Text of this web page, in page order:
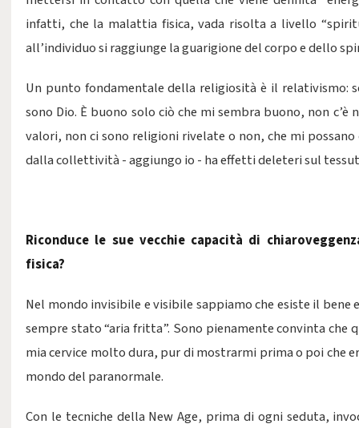
infatti, che la malattia fisica, vada risolta a livello
all’individuo si raggiunge la guarigione del corpo e dello
Un punto fondamentale della religiosità è il
sono Dio. È buono solo ciò che mi sembra buono, non
valori, non ci sono religioni rivelate o non, che mi
dalla collettività - aggiungo io - ha effetti deleteri sul
Riconduce le sue vecchie capacità di
fisica?
Nel mondo invisibile e visibile sappiamo che esiste il bene
sempre stato “aria fritta”. Sono pienamente convinta che
mia cervice molto dura, pur di mostrarmi prima o poi che
mondo del paranormale.
Con le tecniche della New Age, prima di ogni seduta,